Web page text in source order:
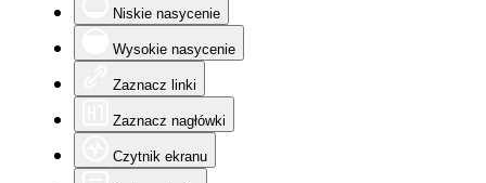
Niskie nasycenie
Wysokie nasycenie
Zaznacz linki
Zaznacz nagłówki
Czytnik ekranu